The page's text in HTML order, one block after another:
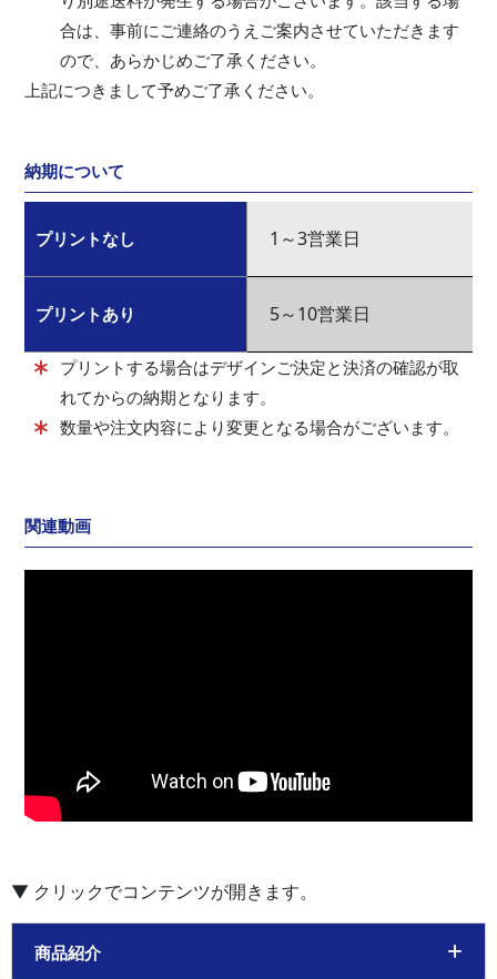
合は、事前にご連絡のうえご案内させていただきます
ので、あらかじめご了承ください。
上記につきまして予めご了承ください。
納期について
プリントなし 1～3営業日
プリントあり 5～10営業日
プリントする場合はデザインご決定と決済の確認が取
れてからの納期となります。
数量や注文内容により変更となる場合がございます。
関連動画
商品紹介